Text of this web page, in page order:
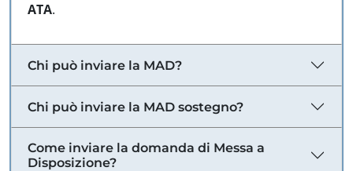
ATA.
Chi può inviare la MAD?
Chi può inviare la MAD sostegno?
Come inviare la domanda di Messa a
Disposizione?